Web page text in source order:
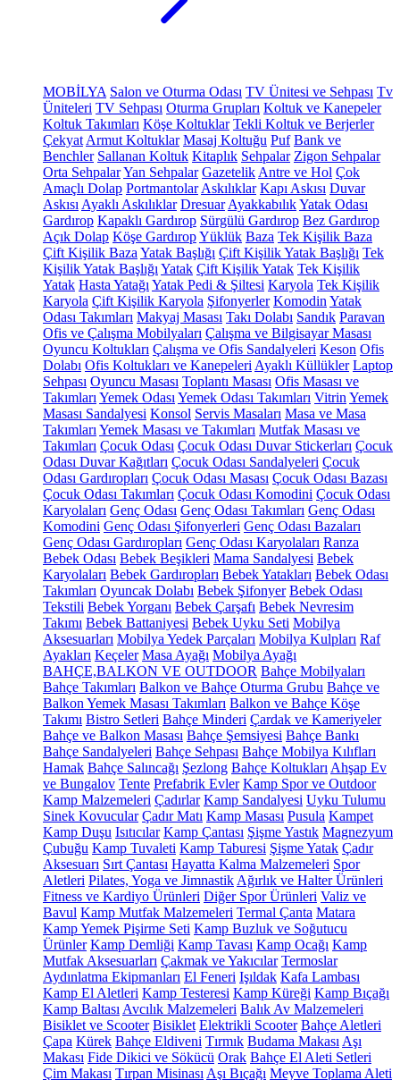
MOBİLYA Salon ve Oturma Odası TV Ünitesi ve Sehpası Tv
Üniteleri TV Sehpası Oturma Grupları Koltuk ve Kanepeler
Koltuk Takımları Köşe Koltuklar Tekli Koltuk ve Berjerler
Çekyat Armut Koltuklar Masaj Koltuğu Puf Bank ve
Benchler Sallanan Koltuk Kitaplık Sehpalar Zigon Sehpalar
Orta SehpalarYan Sehpalar Gazetelik Antre ve Hol Çok
Amaçlı Dolap Portmantolar Askılıklar Kapı Askısı Duvar
Askısı Ayaklı Askılıklar Dresuar AyakkabılıkYatak Odası
Gardırop Kapaklı Gardırop Sürgülü Gardırop Bez Gardırop
Açık Dolap Köşe GardıropYüklük Baza Tek Kişilik Baza
Çift Kişilik Baza Yatak Başlığı Çift Kişilik Yatak Başlığı Tek
Kişilik Yatak Başlığı Yatak Çift Kişilik Yatak Tek Kişilik
Yatak Hasta Yatağı Yatak Pedi & Şiltesi Karyola Tek Kişilik
Karyola Çift Kişilik Karyola Şifonyerler Komodin Yatak
Odası Takımları Makyaj Masası Takı Dolabı Sandık Paravan
Ofis ve Çalışma Mobilyaları Çalışma ve Bilgisayar Masası
Oyuncu Koltukları Çalışma ve Ofis Sandalyeleri Keson Ofis
Dolabı Ofis Koltukları ve Kanepeleri Ayaklı Küllükler Laptop
Sehpası Oyuncu Masası Toplantı Masası Ofis Masası ve
Takımları Yemek Odası Yemek Odası Takımları Vitrin Yemek
Masası Sandalyesi Konsol Servis Masaları Masa ve Masa
Takımları Yemek Masası ve Takımları Mutfak Masası ve
Takımları Çocuk Odası Çocuk Odası Duvar Stickerları Çocuk
Odası Duvar Kağıtları Çocuk Odası Sandalyeleri Çocuk
Odası Gardıropları Çocuk Odası Masası Çocuk Odası Bazası
Çocuk Odası Takımları Çocuk Odası Komodini Çocuk Odası
Karyolaları Genç Odası Genç Odası Takımları Genç Odası
Komodini Genç Odası Şifonyerleri Genç Odası Bazaları
Genç Odası Gardıropları Genç Odası Karyolaları Ranza
Bebek Odası Bebek Beşikleri Mama Sandalyesi Bebek
Karyolaları Bebek Gardıropları Bebek Yatakları Bebek Odası
Takımları Oyuncak Dolabı Bebek Şifonyer Bebek Odası
Tekstili Bebek Yorganı Bebek Çarşafı Bebek Nevresim
Takımı Bebek Battaniyesi Bebek Uyku Seti Mobilya
Aksesuarları Mobilya Yedek Parçaları Mobilya Kulpları Raf
Ayakları Keçeler Masa Ayağı Mobilya Ayağı
BAHÇE,BALKON VE OUTDOOR Bahçe Mobilyaları
Bahçe Takımları Balkon ve Bahçe Oturma Grubu Bahçe ve
Balkon Yemek Masası Takımları Balkon ve Bahçe Köşe
Takımı Bistro Setleri Bahçe Minderi Çardak ve Kameriyeler
Bahçe ve Balkon Masası Bahçe Şemsiyesi Bahçe Bankı
Bahçe Sandalyeleri Bahçe Sehpası Bahçe Mobilya Kılıfları
Hamak Bahçe Salıncağı Şezlong Bahçe Koltukları Ahşap Ev
ve Bungalov Tente Prefabrik Evler Kamp Spor ve Outdoor
Kamp Malzemeleri Çadırlar Kamp Sandalyesi Uyku Tulumu
Sinek Kovucular Çadır Matı Kamp Masası Pusula Kampet
Kamp Duşu Isıtıcılar Kamp Çantası Şişme Yastık Magnezyum
Çubuğu Kamp Tuvaleti Kamp Taburesi Şişme Yatak Çadır
Aksesuarı Sırt Çantası Hayatta Kalma Malzemeleri Spor
Aletleri Pilates, Yoga ve Jimnastik Ağırlık ve Halter Ürünleri
Fitness ve Kardiyo Ürünleri Diğer Spor Ürünleri Valiz ve
Bavul Kamp Mutfak Malzemeleri Termal Çanta Matara
Kamp Yemek Pişirme Seti Kamp Buzluk ve Soğutucu
Ürünler Kamp Demliği Kamp Tavası Kamp Ocağı Kamp
Mutfak Aksesuarları Çakmak ve Yakıcılar Termoslar
Aydınlatma Ekipmanları El Feneri Işıldak Kafa Lambası
Kamp El Aletleri Kamp Testeresi Kamp Küreği Kamp Bıçağı
Kamp Baltası Avcılık Malzemeleri Balık Av Malzemeleri
Bisiklet ve Scooter Bisiklet Elektrikli Scooter Bahçe Aletleri
Çapa Kürek Bahçe Eldiveni Tırmık Budama Makası Aşı
Makası Fide Dikici ve Sökücü Orak Bahçe El Aleti Setleri
Çim Makası Tırpan Misinası Aşı Bıçağı Meyve Toplama Aleti